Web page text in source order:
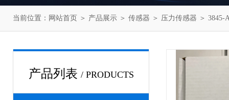
当前位置： 网站首页 ＞ 产品展示 ＞ 传感器 ＞ 压力传感器 ＞ 3845-
产品列表 / PRODUCTS